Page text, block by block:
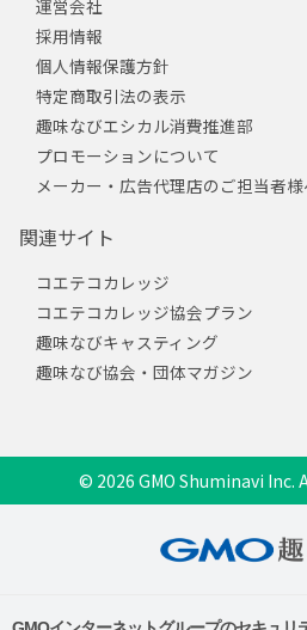
運営会社
採用情報
個人情報保護方針
特定商取引法の表示
趣味なびエシカル消費推進部
プロモーションについて
メーカー・広告代理店のご担当者様
関連サイト
コエテコカレッジ
コエテコカレッジ協会プラン
趣味なびキャスティング
趣味なび協会・団体マガジン
© 2026 GMO Shuminavi Inc.